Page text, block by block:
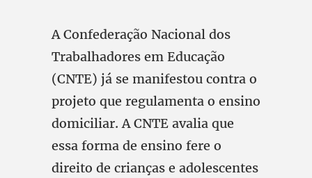
A Confederação Nacional dos
Trabalhadores em Educação
(CNTE) já se manifestou contra o
projeto que regulamenta o ensino
domiciliar. A CNTE avalia que
essa forma de ensino fere o
direito de crianças e adolescentes